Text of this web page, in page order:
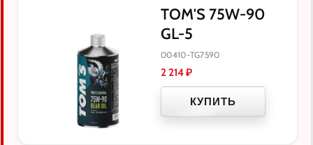
TOM'S 75W-90
GL-5
00410-TG7590
2 214₽
КУПИТЬ